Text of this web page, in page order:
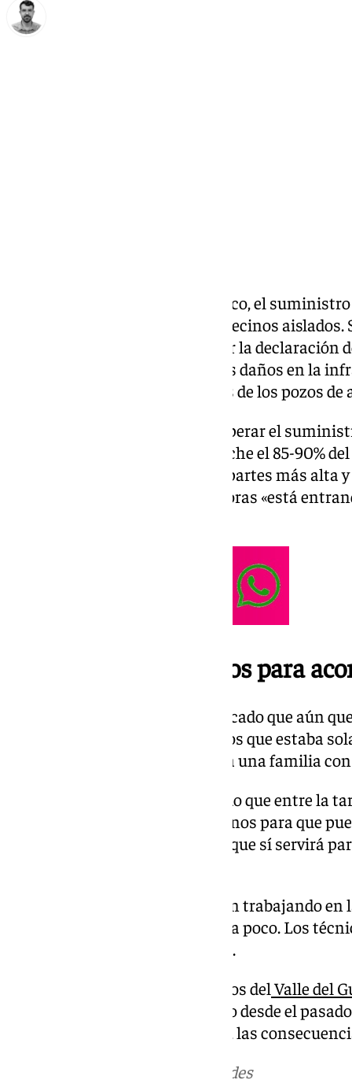
este viernes, poco a poco, el
en la localidad, donde aún hay vecinos
ha informado de que va solicitar la declaración
afectada gravemente ya que «los daños en la
y en las instalaciones eléctricas de los pozos
Una de las prioridades era recuperar el
el alcalde, «podría estar esta noche el 85-90%
van a quedar puntos, como las partes más alta
añadido, pero desde las 13.00 horas «está
Continúan los trabajos para
Por otro lado, el regidor ha explicado que aún
como una mujer de unos 80 años que estaba
ha llevado comida, al igual que a una familia
Al respecto, el regidor ha añadido que entre la
podría acondicionarse los caminos para que
no quedarán restablecidos, aunque sí servirá
Unas 14 maquinarias continúan trabajando
restablecer la normalidad poco a poco. Los
trabajan para evaluar los daños.
Álora, junto con otros municipios delValle del
localidades que más han sufrido desde el
mañana de este pasado martes, las
en las redes